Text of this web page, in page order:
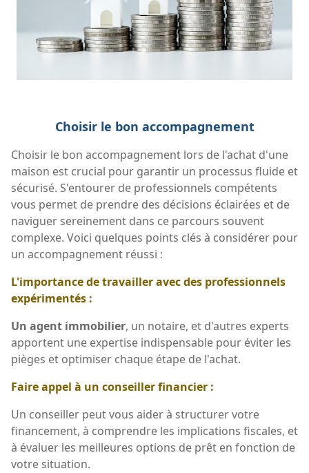
Choisir le bon accompagnement
Choisir le bon accompagnement lors de l'achat d'une
maison est crucial pour garantir un processus fluide et
sécurisé. S'entourer de professionnels compétents
vous permet de prendre des décisions éclairées et de
naviguer sereinement dans ce parcours souvent
complexe. Voici quelques points clés à considérer pour
un accompagnement réussi :
L'importance de travailler avec des professionnels
expérimentés :
Un agent immobilier, un notaire, et d'autres experts
apportent une expertise indispensable pour éviter les
pièges et optimiser chaque étape de l'achat.
Faire appel à un conseiller financier :
Un conseiller peut vous aider à structurer votre
financement, à comprendre les implications fiscales, et
à évaluer les meilleures options de prêt en fonction de
votre situation.